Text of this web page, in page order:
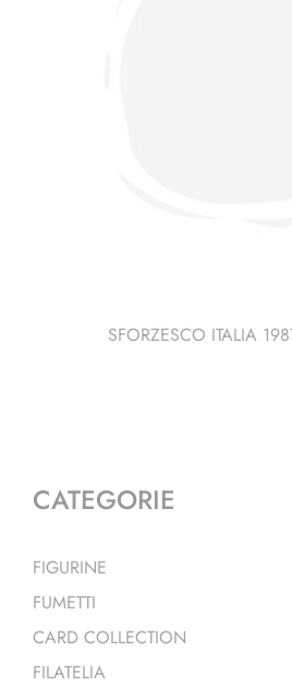
SFORZESCO ITALIA
CATEGORIE
FIGURINE
FUMETTI
CARD COLLECTION
FILATELIA